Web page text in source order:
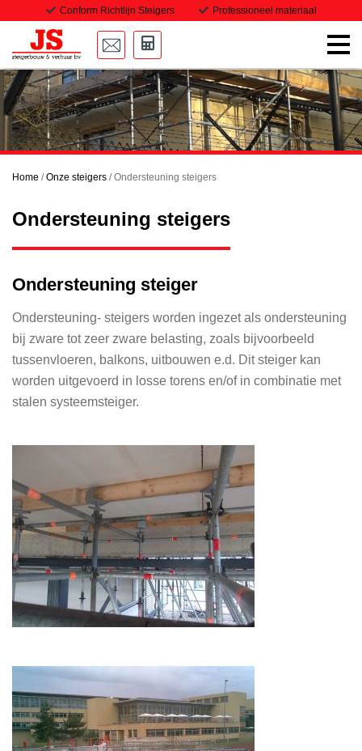
Home
Onze steigers
Transport
Contact
Conform Richtlijn Steigers Professioneel materiaal
Home /Onze steigers /Ondersteuning steigers
Ondersteuning steigers
Ondersteuning steiger
Ondersteuning- steigers worden ingezet als ondersteuning
bij zware tot zeer zware belasting, zoals bijvoorbeeld
tussenvloeren, balkons, uitbouwen e.d. Dit steiger kan
worden uitgevoerd in losse torens en/of in combinatie met
stalen systeemsteiger.